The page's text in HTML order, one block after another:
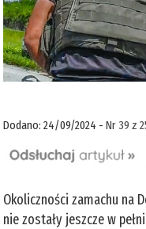
Dodano: 24/09/2024 -Nr 39 z
Okoliczności zamachu na
nie zostały jeszcze w